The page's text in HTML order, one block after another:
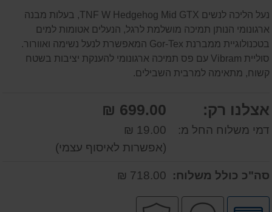
נעל הליכה לנשים TNF W Hedgehog Mid GTX, בעלות מבנה
ארגונומי הנותן תמיכה מושלמת לרגל, הנעלים אטומות למים
בטכנולוגיית ממברנת Gor-Tex המאפשרת לנעל נשימה ואוורור.
סוליית Vibram עם פס תמיכה ארגונומי להענקת יציבות בשטח
קשוח, מתאימה למרבית השבילים.
אצלנו רק: 699.00 ₪
דמי משלוח החל מ:
19.00 ₪
(אפשרות לאיסוף עצמי)
סה"כ כולל משלוח: 718.00 ₪
לחץ
שירות